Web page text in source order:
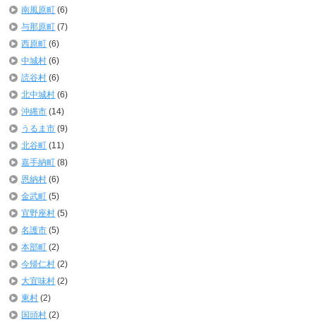
南風原町 (6)
与那原町 (7)
西原町 (6)
中城村 (6)
読谷村 (6)
北中城村 (6)
沖縄市 (14)
うるま市 (9)
北谷町 (11)
嘉手納町 (8)
恩納村 (6)
金武町 (5)
宜野座村 (5)
名護市 (5)
本部町 (2)
今帰仁村 (2)
大宜味村 (2)
東村 (2)
国頭村 (2)